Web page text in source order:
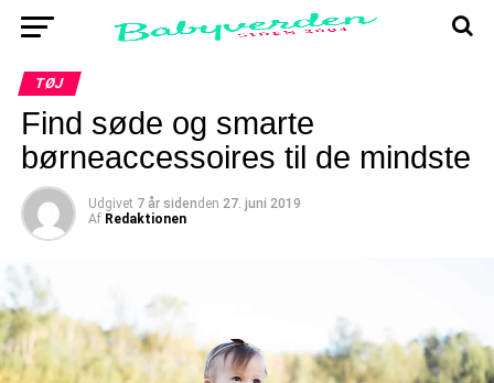
TØJ
Find søde og smarte
børneaccessoires til de mindste
Udgivet 7 år sidenden 27. juni 2019
Af Redaktionen